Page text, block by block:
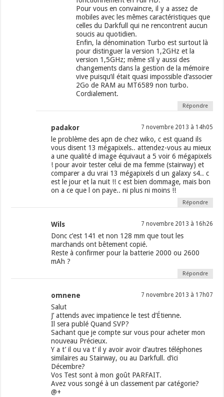
Pour vous en convaincre, il y a assez de
mobiles avec les mêmes caractéristiques que
celles du Darkfull qui ne rencontrent aucun
soucis au quotidien.
Enfin, la dénomination Turbo est surtout là
pour distinguer la version 1,2GHz et la
version 1,5GHz; même s’il y aussi des
changements dans la gestion de la mémoire
vive puisqu’il était quasi impossible d’associer
2Go de RAM au MT6589 non turbo.
Cordialement.
Répondre
padakor 7 novembre 2013 à 14h05
le problème des apn de chez wiko, c est quand ils
vous disent 13 mégapixels.. attendez-vous au mieux
a une qualité d image équivaut a 5 voir 6 mégapixels
! pour avoir tester celui de ma femme (stairway) et
comparer a du vrai 13 mégapixels d un galaxy s4.. c
est le jour et la nuit !! c est bien dommage, mais bon
on a ce que l on paye.. ni plus ni moins !!
Répondre
Wils 7 novembre 2013 à 16h26
Donc c’est 141 et non 128 mm que tout les
marchands ont bêtement copié.
Reste à confirmer pour la batterie 2000 ou 2600
mAh ?
Répondre
omnene 7 novembre 2013 à 17h07
Salut
J’ attends avec impatience le test d’Étienne.
Il sera publé Quand SVP?
Sachant que je compte sur vous pour acheter mon
nouveau Précieux.
Y a t’ il ou va t’ il y avoir avoir d’autres téléphones
similaires au Stairway, ou au Darkfull. d’ici
Décembre?
Vos Test sont à mon goût PARFAIT.
Avez vous songé à un classement par catégorie?
@+